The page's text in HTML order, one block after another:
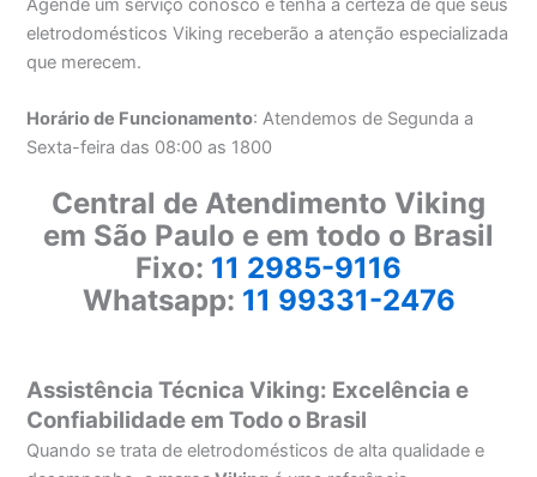
Agende um serviço conosco e tenha a certeza de que seus
eletrodomésticos Viking receberão a atenção especializada
que merecem.
Horário de Funcionamento: Atendemos de Segunda a
Sexta-feira das 08:00 as 1800
Central de Atendimento Viking
em São Paulo e em todo o Brasil
Fixo: 11 2985-9116
Whatsapp: 11 99331-2476
Assistência Técnica Viking: Excelência e
Confiabilidade em Todo o Brasil
Quando se trata de eletrodomésticos de alta qualidade e